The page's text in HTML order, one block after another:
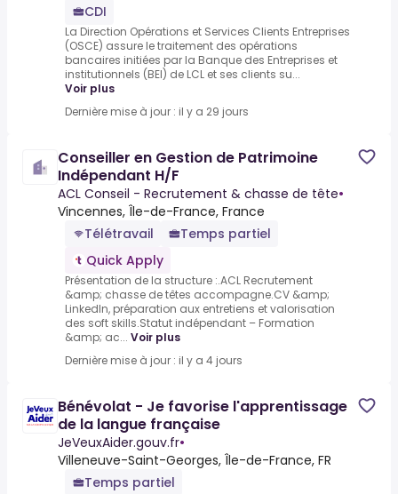
CDI
La Direction Opérations et Services Clients Entreprises
(OSCE) assure le traitement des opérations
bancaires initiées par la Banque des Entreprises et
institutionnels (BEI) de LCL et ses clients su...
Voir plus
Dernière mise à jour : il y a 29 jours
Conseiller en Gestion de Patrimoine
Indépendant H/F
ACL Conseil - Recrutement & chasse de tête•
Vincennes, Île-de-France, France
Télétravail
Temps partiel
Quick Apply
Présentation de la structure :.ACL Recrutement
&amp; chasse de têtes accompagne.CV &amp;
LinkedIn, préparation aux entretiens et valorisation
des soft skills.Statut indépendant – Formation
&amp; ac... Voir plus
Dernière mise à jour : il y a 4 jours
Bénévolat - Je favorise l'apprentissage
de la langue française
JeVeuxAider.gouv.fr•
Villeneuve-Saint-Georges, Île-de-France, FR
Temps partiel